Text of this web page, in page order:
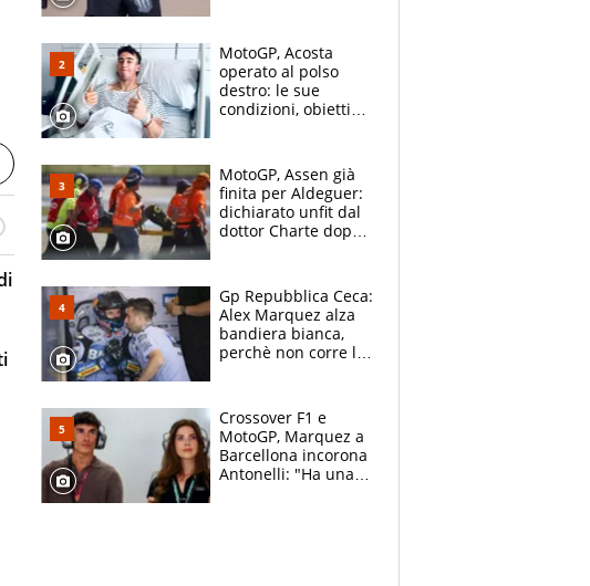
Goodwood
MotoGP, Acosta
operato al polso
destro: le sue
condizioni, obiettivo
MotoGP, Assen già
finita per Aldeguer:
dichiarato unfit dal
dottor Charte dopo
Gp Repubblica Ceca:
Alex Marquez alza
bandiera bianca,
perchè non corre la
Crossover F1 e
MotoGP, Marquez a
Barcellona incorona
Antonelli: "Ha una